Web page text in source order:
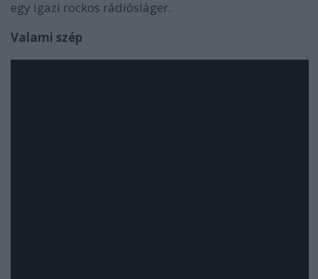
egy igazi rockos rádiósláger.
Valami szép